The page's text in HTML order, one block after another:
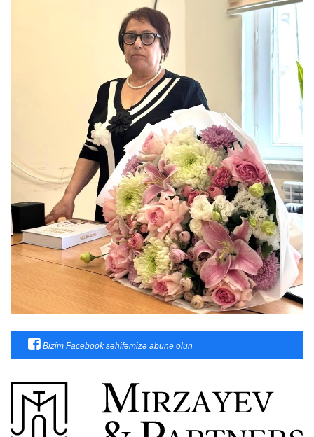
Bizim Facebook səhifəmizə abunə olun